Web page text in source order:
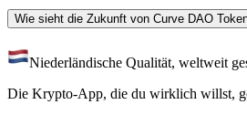
Wie sieht die Zukunft von Curve DAO
Niederländische Qualität, weltweit
Die Krypto-App, die du wirklich willst,